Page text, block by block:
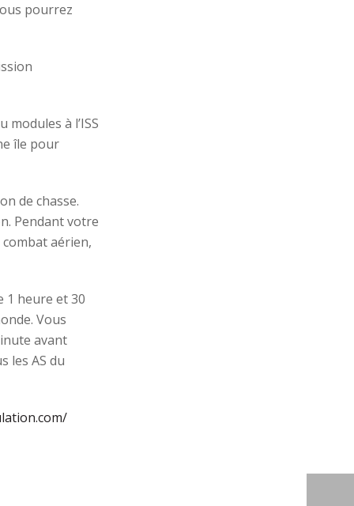
pourrez
à l’ISS
île pour
de chasse.
Pendant votre
aérien,
1 heure et 30
Vous
avant
les AS du